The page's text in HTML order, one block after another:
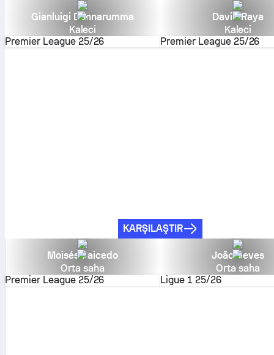
Gianluigi Donnarumma
Kaleci
Premier League 25/26
David Raya
Kaleci
Premier League 25/26
KARŞILAŞTIR
Moisés Caicedo
Orta saha
Premier League 25/26
João Neves
Orta saha
Ligue 1 25/26